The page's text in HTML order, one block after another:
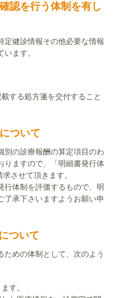
認を行う体制を有し
定健診情報その他必要な情報
ます。
する処方箋を交付すること
ついて
別の診療報酬の算定項目のわ
りますので、「明細書発行体
させて頂きます。
行体制を評価するもので、明
了承下さいますようお願い申
ついて
めの体制として、次のよう
す。